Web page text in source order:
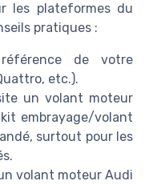
les plateformes du
pratiques :
de votre
etc.).
un volant moteur
embrayage/volant
surtout pour les
volant moteur Audi